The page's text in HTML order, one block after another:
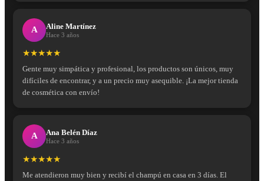
A Aline Martínez
Hace 3 años
★★★★★
Gente muy simpática y profesional, los productos son únicos, muy
difíciles de encontrar, y a un precio muy asequible. ¡La mejor tienda
de cosmética con envío!
A Ana Belén Díaz
Hace 3 años
★★★★★
Me atendieron muy bien y recibí el champú en casa en 3 días. El